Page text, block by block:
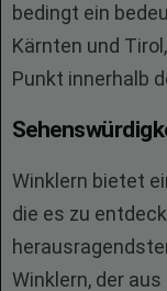
bedingt ein
Kärnten und
Punkt innerhalb
Winklern bietet
die es zu
Winklern, der